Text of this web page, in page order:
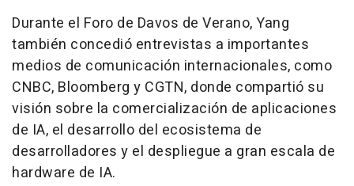
Durante el Foro de Davos de Verano, Yang
también concedió entrevistas a importantes
medios de comunicación internacionales, como
CNBC, Bloomberg y CGTN, donde compartió su
visión sobre la comercialización de aplicaciones
de IA, el desarrollo del ecosistema de
desarrolladores y el despliegue a gran escala de
hardware de IA.